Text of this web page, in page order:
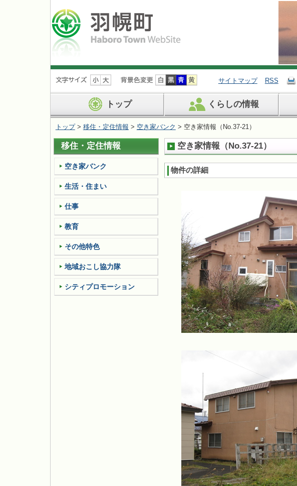
ナ
ビ
ョ
ン
を
飛
ば
す
サイトマップ RSS
トップ くらしの情報
トップ> 移住・定住情報 > 空き家バンク > 空き家情報（No.37-21）
空き家情報（No.37-21）
物件の詳細
移住・定住情報
空き家バンク
生活・住まい
仕事
教育
その他特色
地域おこし協力隊
シティプロモーション